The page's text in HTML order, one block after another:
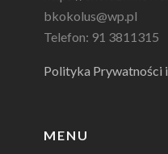
bkokolus@wp.pl
Telefon: 91 3811315
Polityka Prywatności
MENU